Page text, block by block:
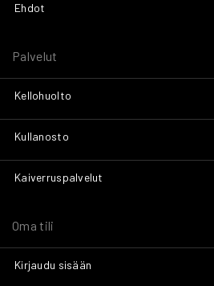
Ehdot
Palvelut
Kellohuolto
Kullanosto
Kaiverruspalvelut
Oma tili
Kirjaudu sisään